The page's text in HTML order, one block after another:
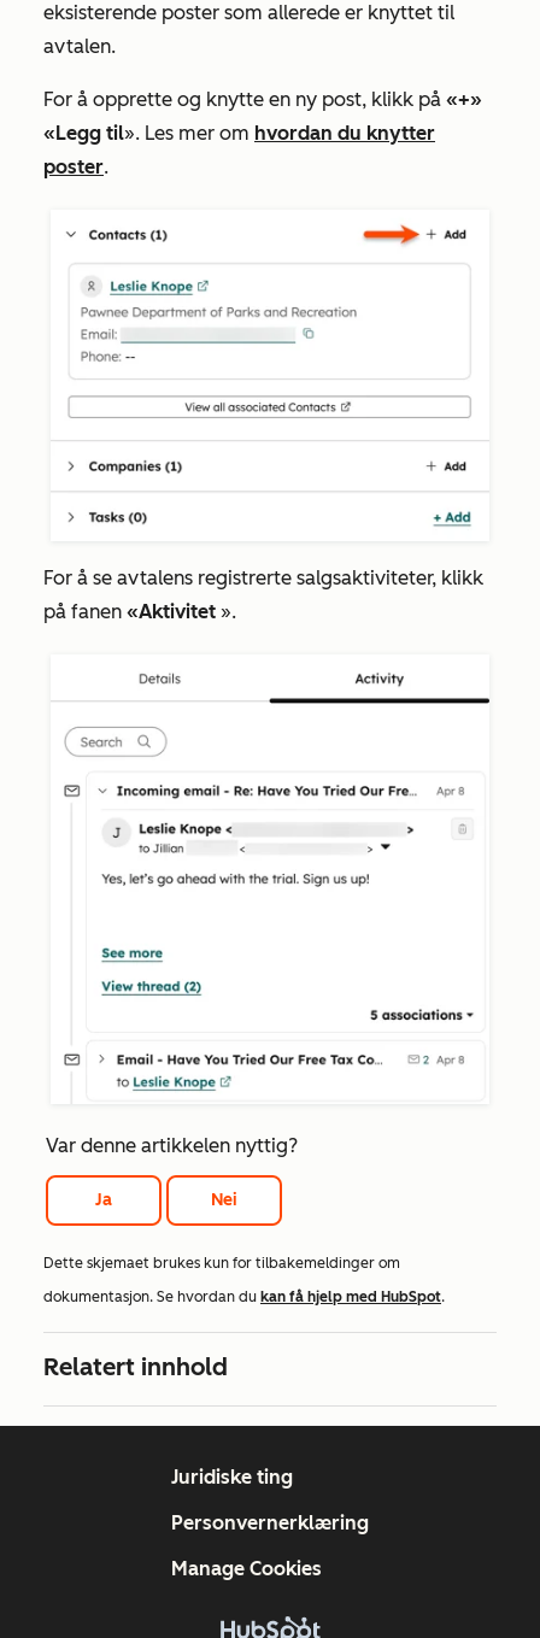
eksisterende poster som allerede er knyttet til
avtalen.
For å opprette og knytte en ny post, klikk på «+»
«Legg til». Les mer om hvordan du knytter
poster.
For å se avtalens registrerte salgsaktiviteter, klikk
på fanen «Aktivitet ».
Var denne artikkelen nyttig?
Ja Nei
Dette skjemaet brukes kun for tilbakemeldinger om
dokumentasjon. Se hvordan du kan få hjelp med HubSpot.
Relatert innhold
Juridiske ting
Personvernerklæring
Manage Cookies